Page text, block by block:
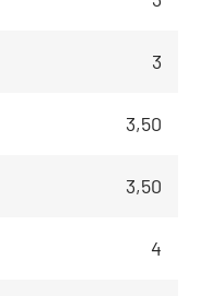
3
3,50
3,50
4